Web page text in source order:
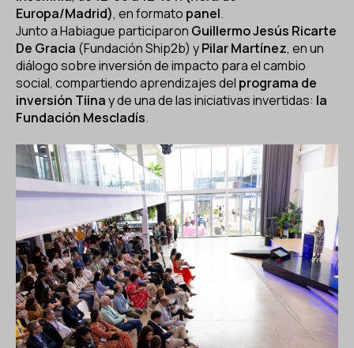
Europa/Madrid), en formato panel.
Junto a Habiague participaron Guillermo Jesús Ricarte
De Gracia (Fundación Ship2b) yPilar Martínez, en un
diálogo sobre inversión de impacto para el cambio
social, compartiendo aprendizajes del programa de
inversión Tiinay de una de las iniciativas invertidas: la
Fundación Mescladís.